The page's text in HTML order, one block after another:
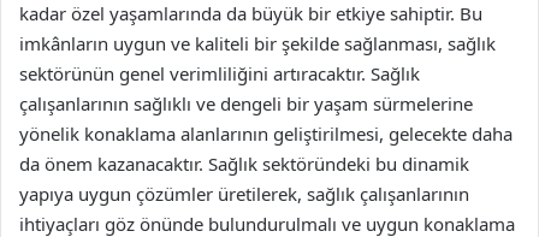
kadar özel yaşamlarında da büyük bir etkiye sahiptir. Bu
imkânların uygun ve kaliteli bir şekilde sağlanması, sağlık
sektörünün genel verimliliğini artıracaktır. Sağlık
çalışanlarının sağlıklı ve dengeli bir yaşam sürmelerine
yönelik konaklama alanlarının geliştirilmesi, gelecekte daha
da önem kazanacaktır. Sağlık sektöründeki bu dinamik
yapıya uygun çözümler üretilerek, sağlık çalışanlarının
ihtiyaçları göz önünde bulundurulmalı ve uygun konaklama